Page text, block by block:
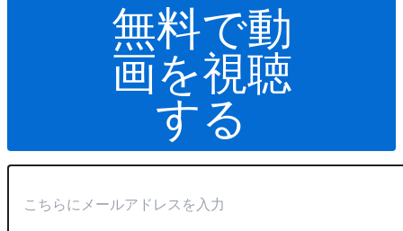
無料で動
画を視聴
する